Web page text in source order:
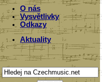
O nás
Vysvětlivky
Odkazy
Aktuality